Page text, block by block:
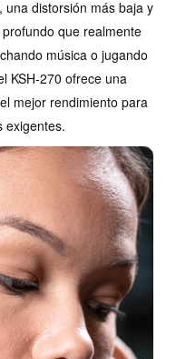
distorsión más baja y
que realmente
música o jugando
KSH-270 ofrece una
mejor rendimiento para
exigentes.